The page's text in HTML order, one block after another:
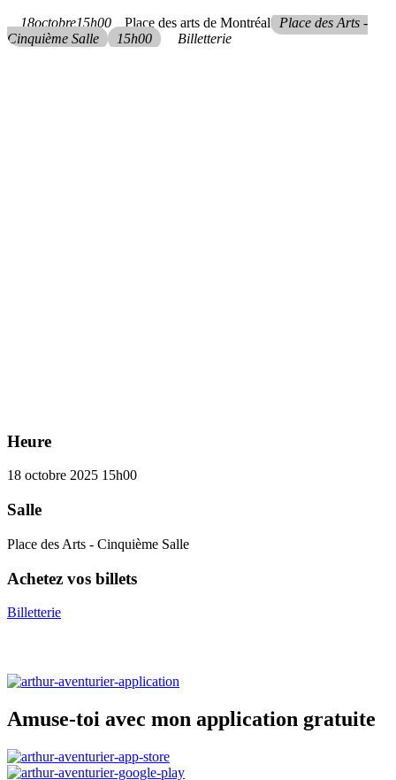
18octobre15h00 Place des arts de Montréal
Place des Arts -
Cinquième Salle
15h00 Billetterie
Heure
18 octobre 2025 15h00
Salle
Place des Arts - Cinquième Salle
Achetez vos billets
Billetterie
Amuse-toi avec mon application gratuite